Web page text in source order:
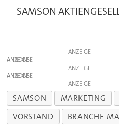
SAMSON
ANZEIGE
ANZEIGE
ANZEIGE
ANZEIGE
ANZEIGE
SAMSON MARKETING
VORSTAND
BRANCHE-